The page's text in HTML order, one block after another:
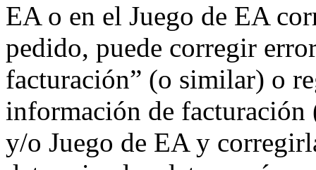
EA o en el Juego de EA
pedido, puede corregir
facturación” (o similar) o
información de
y/o Juego de EA y